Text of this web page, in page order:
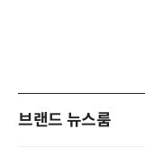
브랜드 뉴스룸